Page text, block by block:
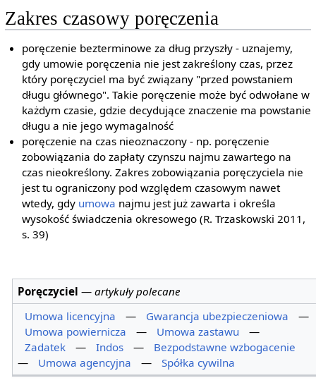
Zakres czasowy poręczenia
poręczenie bezterminowe za dług przyszły - uznajemy,
gdy umowie poręczenia nie jest zakreślony czas, przez
który poręczyciel ma być związany "przed powstaniem
długu głównego". Takie poręczenie może być odwołane w
każdym czasie, gdzie decydujące znaczenie ma powstanie
długu a nie jego wymagalność
poręczenie na czas nieoznaczony - np. poręczenie
zobowiązania do zapłaty czynszu najmu zawartego na
czas nieokreślony. Zakres zobowiązania poręczyciela nie
jest tu ograniczony pod względem czasowym nawet
wtedy, gdy umowa najmu jest już zawarta i określa
wysokość świadczenia okresowego (R. Trzaskowski 2011,
s. 39)
Poręczyciel —artykuły polecane
Umowa licencyjna
— Gwarancja ubezpieczeniowa
—
Umowa powiernicza
— Umowa zastawu
—
Zadatek
— Indos —
Bezpodstawne wzbogacenie
—
Umowa agencyjna — Spółka cywilna